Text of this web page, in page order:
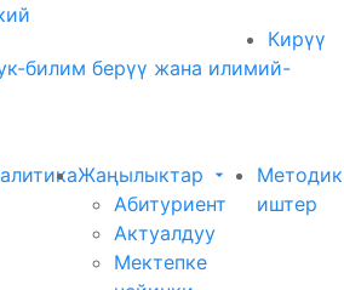
Кирүү
билим берүү жана илимий-
Жаңылыктар
Абитуриент
Актуалдуу
Мектепке
иштер